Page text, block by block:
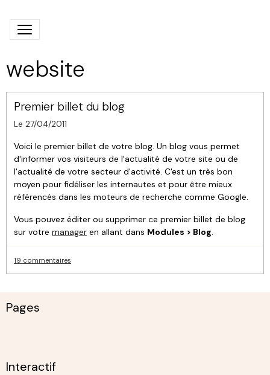
website
Premier billet du blog
Le 27/04/2011
Voici le premier billet de votre blog. Un blog vous permet
d'informer vos visiteurs de l'actualité de votre site ou de
l'actualité de votre secteur d'activité. C'est un très bon
moyen pour fidéliser les internautes et pour être mieux
référencés dans les moteurs de recherche comme Google.
Vous pouvez éditer ou supprimer ce premier billet de blog
sur votre manager en allant dans Modules > Blog.
19 commentaires
Pages
Interactif